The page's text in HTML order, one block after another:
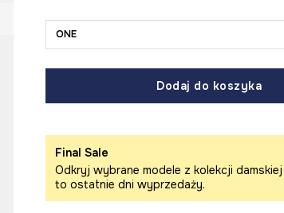
ONE
Dodaj do koszyka
Final Sale
Odkryj wybrane modele z kolekcji damskiej
to ostatnie dni wyprzedaży.